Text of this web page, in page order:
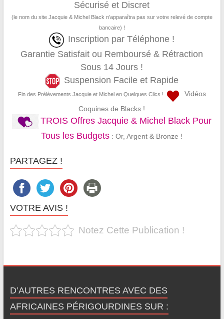
Sécurisé et Discret
(le nom du site Jacquie & Michel Black n’apparaîtra pas sur votre relevé de compte
bancaire) !
Inscription par Téléphone !
Garantie Satisfait ou Remboursé & Rétraction
Sous 14 Jours !
Suspension Facile et Rapide
Fin des Prélèvements Jacquie et Michel en Quelques Clics !
Vidéos
Coquines de Blacks !
TROIS Offres Jacquie & Michel Black Pour
Tous les Budgets : Or, Argent & Bronze !
PARTAGEZ !
VOTRE AVIS !
Notez Cette Publication !
D’AUTRES RENCONTRES AVEC DES
AFRICAINES PÉRIGOURDINES SUR :